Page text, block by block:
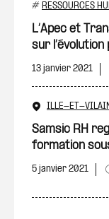
# RESSOURCES
L’Apec et
sur
13 janvier 2021
ILLE-ET-
Samsic RH
formation
5 janvier 2021